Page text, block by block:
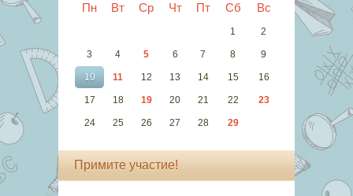
Пн Вт Ср Чт Пт Сб Вс
1 2
3 4 5 6 7 8 9
10 11 12 13 14 15 16
17 18 19 20 21 22 23
24 25 26 27 28 29
Примите участие!